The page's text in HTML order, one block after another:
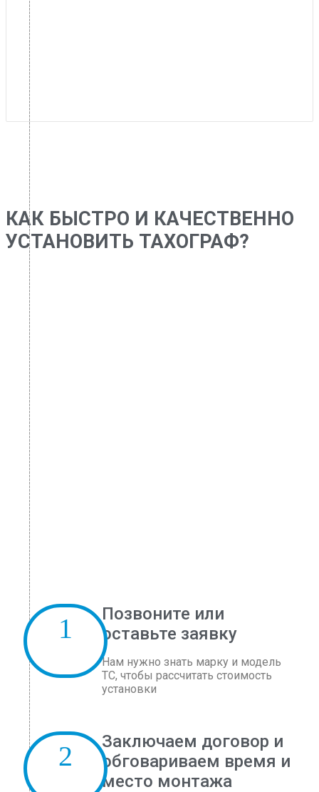
КАК БЫСТРО И КАЧЕСТВЕННО
УСТАНОВИТЬ ТАХОГРАФ?
Позвоните или
оставьте заявку
Нам нужно знать марку и модель
ТС, чтобы рассчитать стоимость
установки
Заключаем договор и
обговариваем время и
место монтажа